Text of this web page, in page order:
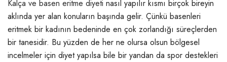
Kalça ve basen eritme diyeti nasıl yapılır kısmı birçok bireyin
aklında yer alan konuların başında gelir. Çünkü basenleri
eritmek bir kadının bedeninde en çok zorlandığı süreçlerden
bir tanesidir. Bu yüzden de her ne olursa olsun bölgesel
incelmeler için diyet yapılsa bile bir yandan da spor destekleri